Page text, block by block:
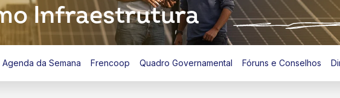
Infraestrutura
Agenda da Semana Frencoop Quadro Governamental Fóruns e Conselhos